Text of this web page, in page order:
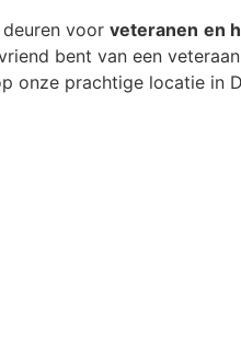
voor veteranen en
bent van een
prachtige locatie in